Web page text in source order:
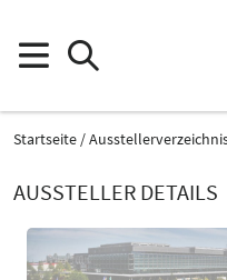
Startseite
AUSSTELLER DETAILS